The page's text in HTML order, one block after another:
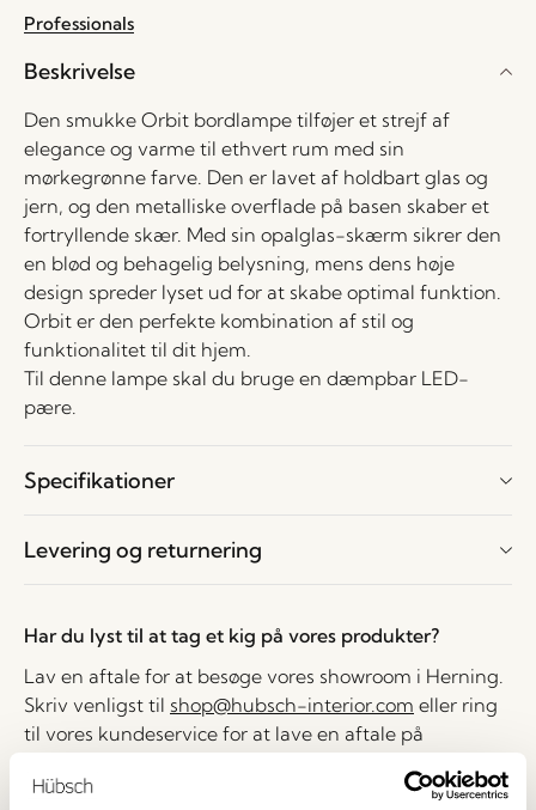
Professionals
Beskrivelse
Den smukke Orbit bordlampe tilføjer et strejf af
elegance og varme til ethvert rum med sin
mørkegrønne farve. Den er lavet af holdbart glas og
jern, og den metalliske overflade på basen skaber et
fortryllende skær. Med sin opalglas-skærm sikrer den
en blød og behagelig belysning, mens dens høje
design spreder lyset ud for at skabe optimal funktion.
Orbit er den perfekte kombination af stil og
funktionalitet til dit hjem.
Til denne lampe skal du bruge en dæmpbar LED-
pære.
Specifikationer
Levering og returnering
Har du lyst til at tag et kig på vores produkter?
Lav en aftale for at besøge vores showroom i Herning.
Skriv venligst til shop@hubsch-interior.com eller ring
til vores kundeservice for at lave en aftale på